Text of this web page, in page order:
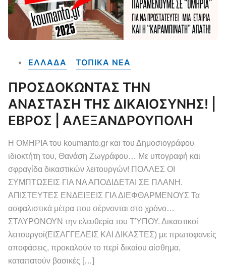
ΕΛΛΑΔΑ ΤΟΠΙΚΑ NEA
ΠΡΟΣΔΟΚΩΝΤΑΣ ΤΗΝ
ΑΝΑΣΤΑΣΗ ΤΗΣ ΔΙΚΑΙΟΣΥΝΗΣ! |
ΕΒΡΟΣ | ΑΛΕΞΑΝΔΡΟΥΠΟΛΗ
Η ΟΜΗΡΙΑ του koumanto.gr και του Δημοσιογράφου
ιδιοκτήτη του, Θανάση Ζωγράφου… Με υπογραφή και
σφραγίδα δικαστικών λειτουργών! ΠΟΛΛΕΣ ΟΙ
ΣΥΜΠΤΩΣΕΙΣ ΓΙΑ ΝΑ ΑΠΟΔΙΔΕΤΑΙ ΣΕ ΠΛΑΝΗ.
ΑΠΙΣΤΕΥΤΕΣ ΕΝΔΕΙΞΕΙΣ ΓΙΑ ΔΙΕΦΘΑΡΜΕΝΟΥΣ Τα
ασφαλιστικά μέτρα που σέρνονται στο χρόνο…
ΣΤΑΥΡΩΝΟΥΝ την ελευθερία του ΤΎΠΟΥ. Δικαστικοί
λειτουργοί(ΕΙΣΑΓΓΕΛΕΙΣ ΚΑΙ ΔΙΚΑΣΤΕΣ) με πρωτοφανείς
αποφάσεις, προκαλούν το περί δικαίου αίσθημα,
καταπατούν βασικές […]